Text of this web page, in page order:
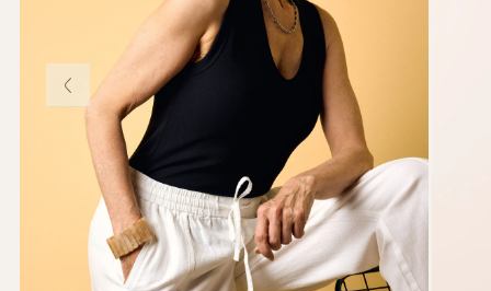
Natuurlijke
Norah's deals